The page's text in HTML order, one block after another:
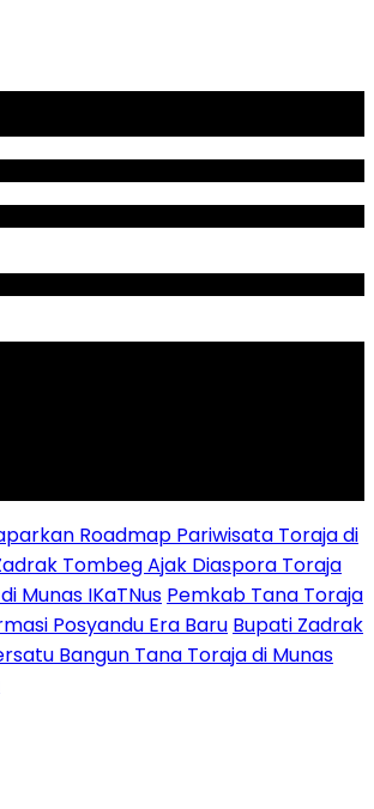
Roadmap Pariwisata Toraja di
Tombeg Ajak Diaspora Toraja
Munas IKaTNus Pemkab Tana Toraja
Posyandu Era Baru Bupati Zadrak
Bangun Tana Toraja di Munas